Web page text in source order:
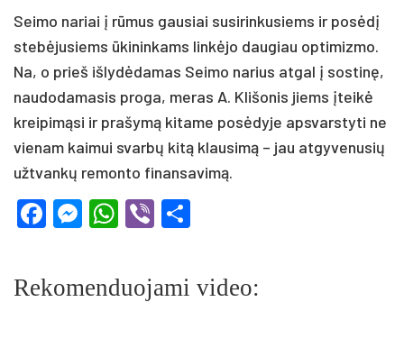
Seimo nariai į rūmus gausiai susirinkusiems ir posėdį
stebėjusiems ūkininkams linkėjo daugiau optimizmo.
Na, o prieš išlydėdamas Seimo narius atgal į sostinę,
naudodamasis proga, meras A. Klišonis jiems įteikė
kreipimąsi ir prašymą kitame posėdyje apsvarstyti ne
vienam kaimui svarbų kitą klausimą – jau atgyvenusių
užtvankų remonto finansavimą.
Facebook
Messenger
WhatsApp
Viber
Rekomenduojami video: